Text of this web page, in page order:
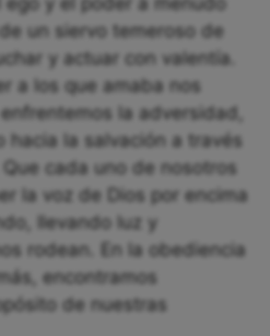
un siervo temeroso de
y actuar con valentía.
a los que amaba nos
la adversidad,
hacia la salvación a través
cada uno de nosotros
la voz de Dios por encima
llevando luz y
rodean. En la obediencia
encontramos
de nuestras